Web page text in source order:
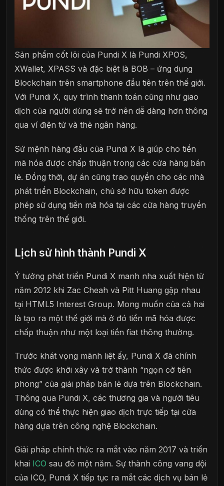
Sản phẩm cốt lõi của Pundi X là Pundi XPOS,
XWallet, XPASS và đặc biệt là BOB – ứng dụng
Blockchain trên smartphone đầu tiên trên thế giới.
Với Pundi X, quy trình thanh toán cũng như giao
dịch của người dùng sẽ trở nên dễ dàng hơn thông
qua ví điện tử và thẻ ngân hàng.
Sứ mệnh hàng đầu của Pundi X là giúp cho tiền
mã hóa được chấp thuận trong các cửa hàng bán
lẻ. Đồng thời, dự án cũng trao quyền cho các nhà
phát triển Blockchain, chủ sở hữu token được
phép sử dụng tiền mã hóa tại các cửa hàng truyền
thống trên thế giới.
Lịch sử hình thành Pundi X
Ý tưởng phát triển Pundi X manh nha xuất hiện từ
năm 2012 khi Zac Cheah và Pitt Huang gặp nhau
tại HTML5 Interest Group. Mong muốn của cả hai
là tạo ra một thế giới mà ở đó tiền mã hóa được
chấp thuận như một loại tiền fiat thông thường.
Trước khát vọng mãnh liệt ấy, Pundi X đã chính
thức được khởi xây và trở thành “ngọn cờ tiên
phong” của giải pháp bán lẻ dựa trên Blockchain.
Thông qua Pundi X, các thương gia và người tiêu
dùng có thể thực hiện giao dịch trực tiếp tại cửa
hàng dựa trên công nghệ Blockchain.
Giải pháp chính thức ra mắt vào năm 2017 và triển
khai ICO sau đó một năm. Sự thành công vang dội
của ICO, Pundi X tiếp tục ra mắt các dịch vụ bán lẻ